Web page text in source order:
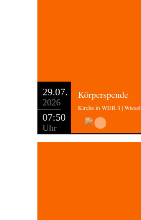
29.07.
2026
07:50
Uhr
Körperspende
Kirche in WDR 3 | Wiesel